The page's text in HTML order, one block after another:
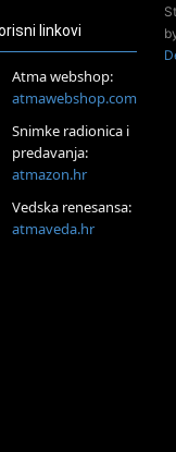
zapisa
— nova
sistemskih
tijelo, duh i um
linkovi
Atma webshop:
atmawebshop.com
Snimke radionica i
predavanja:
atmazon.hr
Vedska renesansa:
atmaveda.hr